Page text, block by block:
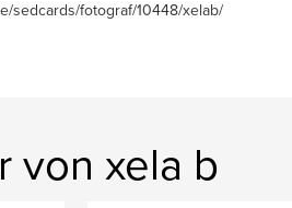
sedcards/fotograf/10448/xelab/
von xela b